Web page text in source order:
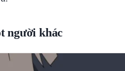
người khác